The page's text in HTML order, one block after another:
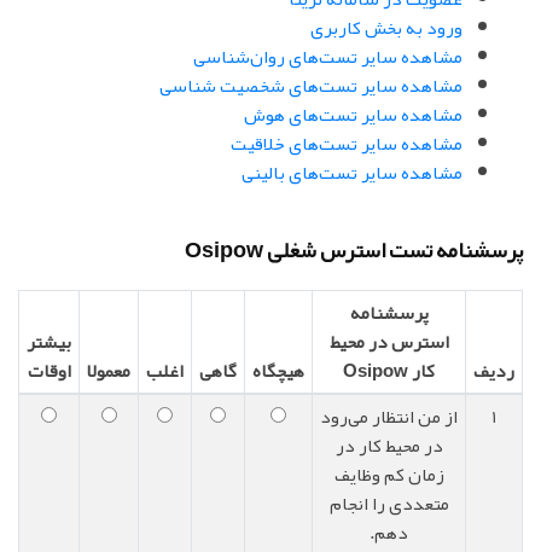
ورود به بخش کاربری
مشاهده سایر تست‌های روان‌شناسی
مشاهده سایر تست‌های شخصیت شناسی
مشاهده سایر تست‌های هوش
مشاهده سایر تست‌های خلاقیت
مشاهده سایر تست‌های بالینی
پرسشنامه تست استرس شغلی Osipow
ردیف
پرسشنامه
استرس در محیط
کار Osipow
هیچگاه گاهی اغلب معمولا
بیشتر
اوقات
1
از من انتظار می‌رود
در محیط کار در
زمان کم وظایف
متعددی را انجام
دهم.